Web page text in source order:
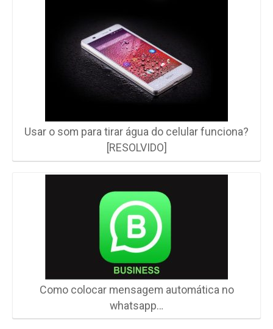
Usar o som para tirar água do celular funciona?
[RESOLVIDO]
Como colocar mensagem automática no
whatsapp…